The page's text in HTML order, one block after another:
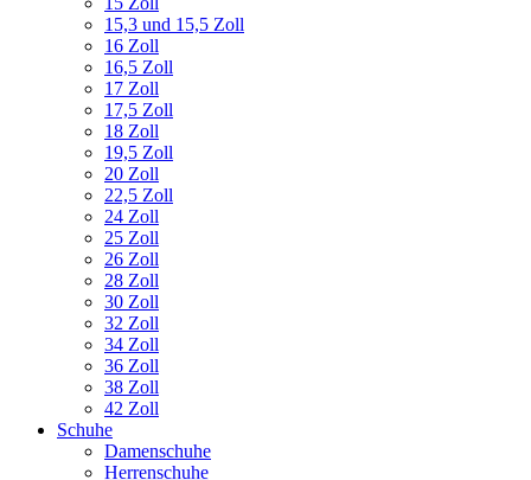
15,3 und 15,5 Zoll
16 Zoll
16,5 Zoll
17 Zoll
17,5 Zoll
18 Zoll
19,5 Zoll
20 Zoll
22,5 Zoll
24 Zoll
25 Zoll
26 Zoll
28 Zoll
30 Zoll
32 Zoll
34 Zoll
36 Zoll
38 Zoll
42 Zoll
Schuhe
Damenschuhe
Herrenschuhe